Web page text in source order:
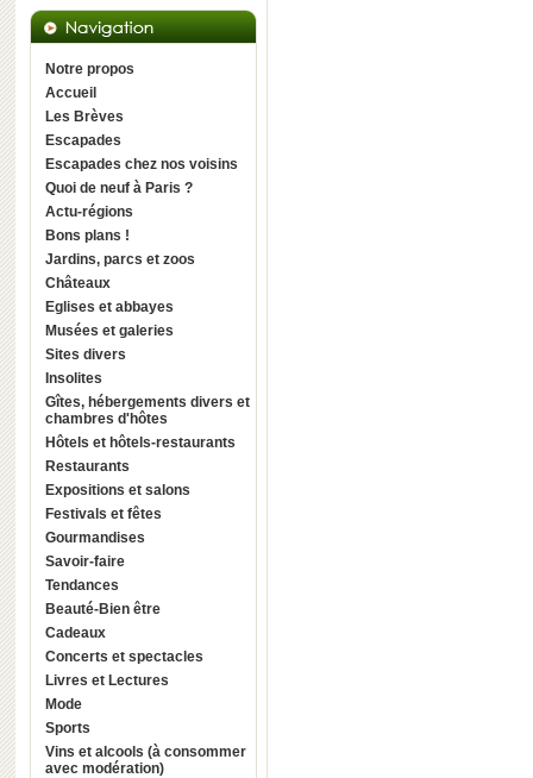
Notre propos
Accueil
Les Brèves
Escapades
Escapades chez nos voisins
Quoi de neuf à Paris ?
Actu-régions
Bons plans !
Jardins, parcs et zoos
Châteaux
Eglises et abbayes
Musées et galeries
Sites divers
Insolites
Gîtes, hébergements divers et
chambres d'hôtes
Hôtels et hôtels-restaurants
Restaurants
Expositions et salons
Festivals et fêtes
Gourmandises
Savoir-faire
Tendances
Beauté-Bien être
Cadeaux
Concerts et spectacles
Livres et Lectures
Mode
Sports
Vins et alcools (à consommer
avec modération)